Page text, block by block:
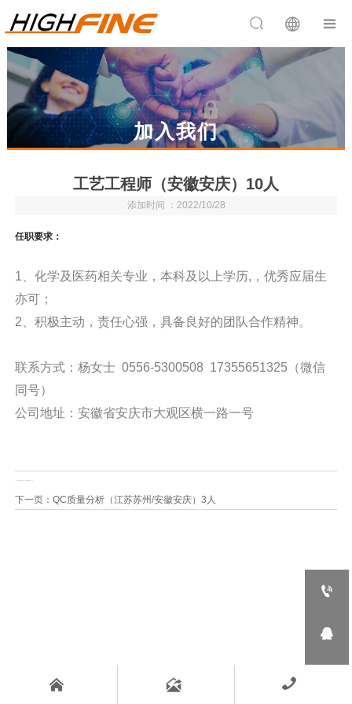
 
加入我们
工艺工程师（安徽安庆）10人
添加时间 ：2022/10/28
任职要求：
1、化学及医药相关专业，本科及以上学历,，优秀应届生
亦可；
2、积极主动，责任心强，具备良好的团队合作精神。
联系方式：杨女士 0556-5300508 17355651325（微信
同号）
公司地址：安徽省安庆市大观区横一路一号
下一页： QC质量分析（江苏苏州/安徽安庆）3人
  

